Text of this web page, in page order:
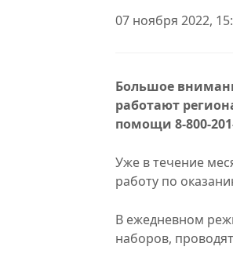
07 ноября 2022,
Большое
работают
помощи 8-800-
Уже в течение
работу по
В ежедневном
наборов,